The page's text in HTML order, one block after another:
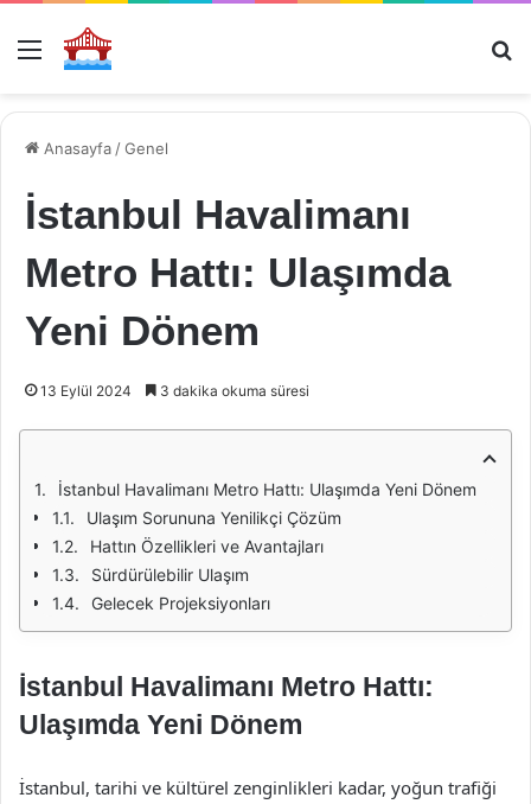
Menü
Anasayfa /Genel
İstanbul Havalimanı
Metro Hattı: Ulaşımda
Yeni Dönem
13 Eylül 2024 3 dakika okuma süresi
İstanbul Havalimanı Metro Hattı: Ulaşımda Yeni Dönem
Ulaşım Sorununa Yenilikçi Çözüm
Hattın Özellikleri ve Avantajları
Sürdürülebilir Ulaşım
Gelecek Projeksiyonları
İstanbul Havalimanı Metro Hattı:
Ulaşımda Yeni Dönem
İstanbul, tarihi ve kültürel zenginlikleri kadar, yoğun trafiği